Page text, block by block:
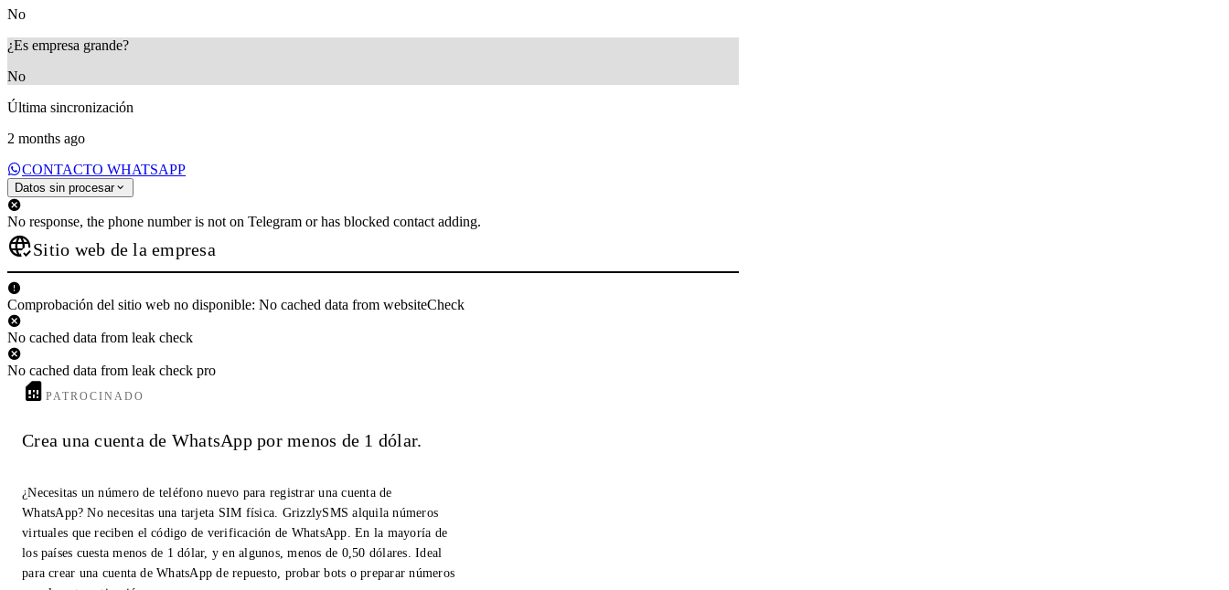
No
¿Es empresa grande?
No
Última sincronización
2 months ago
CONTACTO WHATSAPP
Datos sin procesar
No response, the phone number is not on Telegram or has blocked contact adding.
Sitio web de la empresa
Comprobación del sitio web no disponible: No cached data from websiteCheck
No cached data from leak check
No cached data from leak check pro
PATROCINADO
Crea una cuenta de WhatsApp por menos de 1 dólar.
¿Necesitas un número de teléfono nuevo para registrar una cuenta de
WhatsApp? No necesitas una tarjeta SIM física. GrizzlySMS alquila números
virtuales que reciben el código de verificación de WhatsApp. En la mayoría de
los países cuesta menos de 1 dólar, y en algunos, menos de 0,50 dólares. Ideal
para crear una cuenta de WhatsApp de repuesto, probar bots o preparar números